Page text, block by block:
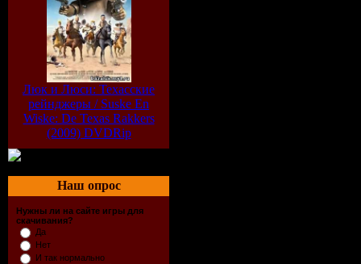
Люк и Люси: Техасские
рейнджеры / Suske En
Wiske: De Texas Rakkers
(2009) DVDRip
Наш опрос
Нужны ли на сайте игры для
скачивания?
Да
Нет
И так нормально